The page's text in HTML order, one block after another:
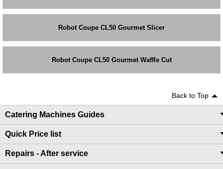
Robot Coupe CL50 Gourmet Slicer
Robot Coupe CL50 Gourmet Waffle Cut
Back to Top
Catering Machines Guides
Quick Price list
Repairs - After service